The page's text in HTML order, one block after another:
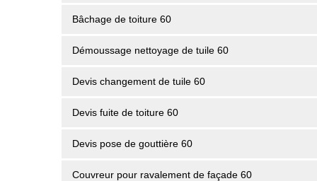
Bâchage de toiture 60
Démoussage nettoyage de tuile 60
Devis changement de tuile 60
Devis fuite de toiture 60
Devis pose de gouttière 60
Couvreur pour ravalement de façade 60